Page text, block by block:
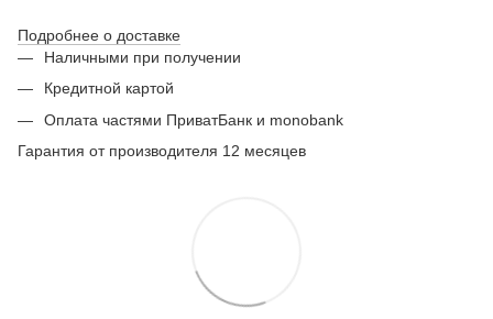
Подробнее о доставке
Наличными при получении
Кредитной картой
Оплата частями ПриватБанк и monobank
Гарантия от производителя 12 месяцев